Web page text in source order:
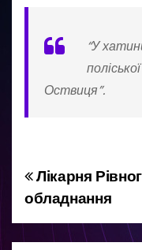
“У
Оствиця”.
Н
а
Лікарня
обладнання